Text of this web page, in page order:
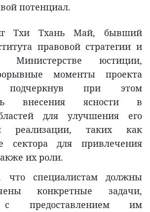
потенциал.
Тхи Тхань Май, бывший
правовой стратегии и
юстиции,
моменты проекта
подчеркнув при этом
внесения ясности в
для улучшения его
реализации, таких как
сектора для привлечения
их роли.
что специалистам должны
конкретные задачи,
с предоставлением им